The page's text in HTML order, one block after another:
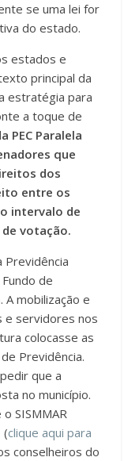
se uma lei for
do estado.
estados e
principal da
estratégia para
a toque de
PEC Paralela
que
dos
entre os
intervalo de
votação.
Previdência
de
A mobilização e
e servidores nos
colocasse as
Previdência.
que a
no município.
SISMMAR
(clique aqui para
conselheiros do